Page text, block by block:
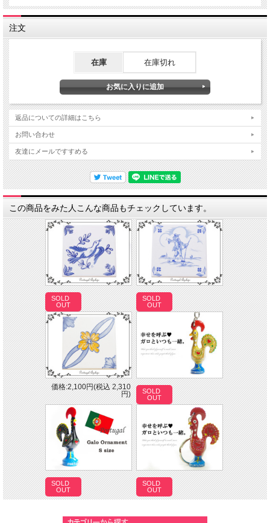
”ガロ”とはポルトガル語で”雄鶏”のこと。ポルトガルでは昔からガロが幸運をもた
ガログッズは全てポルトガルの都市バルセロスから届いたものです。キーホルダー
は幸運を呼ぶお守りとしてバッグに着けたり、贈り物として幸せになってほしいお
友達や家族にプレゼントしても喜ばれます♪ビビッドな色使いや模様にハートが入
っているのも可愛いポイントです。
■サイズ
全長：約10ｃｍ 幅：約2.6cm
ガロ本体のみ高さ：約5.7ｃｍ
■生産地 ポルトガル
■カラー グリーン
■内容 1個
■重量 約33ｇ
■素材 鉄製
■商品について
・当店ではみな可愛い表情のものを厳選して選んでいますが、ひとつひとつ人の手
によって色づけされているため、それぞれ表情や模様に個性があります。
また多少の色むらがある場合があります。使用に耐えない場合を除き、良品とみな
させていただいております。
・鉄製のため見ためより重量感があります。
ご希望の方は配送方法選択の画面でメール便をお選び下さい。
メール便についての注意事項はご利用案内 よりご確認くださいませ。
■商品番号： 130750-4
注文
在庫 在庫切れ
返品についての詳細はこちら
お問い合わせ
友達にメールですすめる
この商品をみた人こんな商品もチェックしています。
SOLD
OUT
SOLD
OUT
価格:2,100円(税込 2,310
円)
SOLD
OUT
SOLD
OUT
SOLD
OUT